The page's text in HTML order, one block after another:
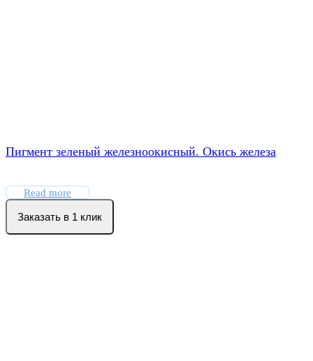
Пигмент зеленый железноокисный. Окись железа
Read more
Заказать в 1 клик